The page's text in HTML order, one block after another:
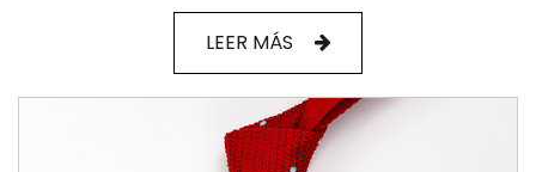
LEER MÁS